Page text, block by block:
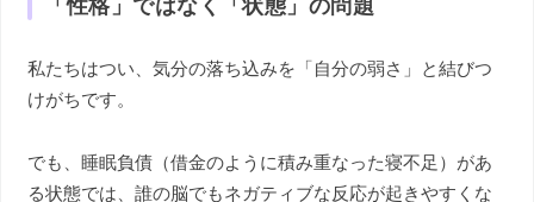
「性格」ではなく「状態」の問題
私たちはつい、気分の落ち込みを「自分の弱さ」と結びつ
けがちです。
でも、睡眠負債（借金のように積み重なった寝不足）があ
る状態では、誰の脳でもネガティブな反応が起きやすくな